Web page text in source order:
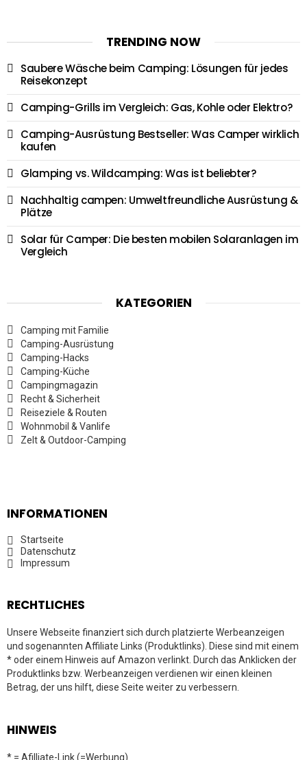
TRENDING NOW
Saubere Wäsche beim Camping: Lösungen für jedes
Reisekonzept
Camping-Grills im Vergleich: Gas, Kohle oder Elektro?
Camping-Ausrüstung Bestseller: Was Camper wirklich
kaufen
Glamping vs. Wildcamping: Was ist beliebter?
Nachhaltig campen: Umweltfreundliche Ausrüstung &
Plätze
Solar für Camper: Die besten mobilen Solaranlagen im
Vergleich
KATEGORIEN
Camping mit Familie
Camping-Ausrüstung
Camping-Hacks
Camping-Küche
Campingmagazin
Recht & Sicherheit
Reiseziele & Routen
Wohnmobil & Vanlife
Zelt & Outdoor-Camping
INFORMATIONEN
Startseite
Datenschutz
Impressum
RECHTLICHES
Unsere Webseite finanziert sich durch platzierte Werbeanzeigen
und sogenannten Affiliate Links (Produktlinks). Diese sind mit einem
* oder einem Hinweis auf Amazon verlinkt. Durch das Anklicken der
Produktlinks bzw. Werbeanzeigen verdienen wir einen kleinen
Betrag, der uns hilft, diese Seite weiter zu verbessern.
HINWEIS
* = Afilliate-Link (=Werbung)